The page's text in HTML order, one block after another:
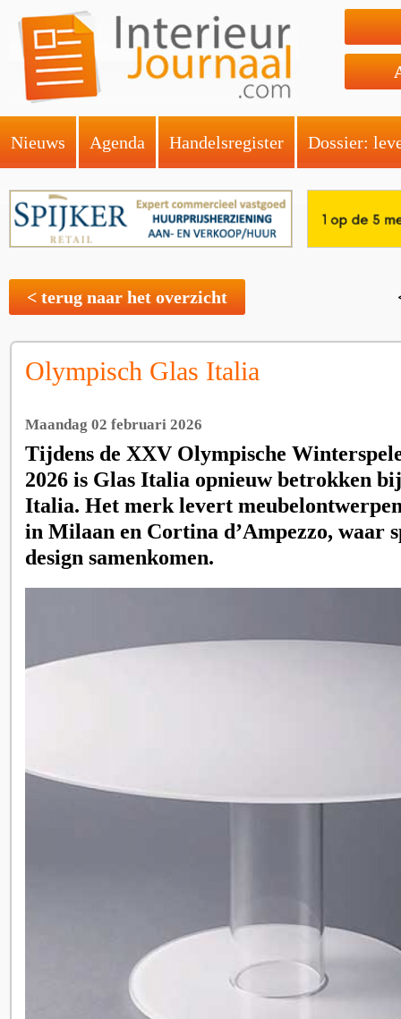
Nieuws Agenda Handelsregister Dossier:
< terug naar het overzicht
Olympisch Glas Italia
Maandag 02 februari 2026
Tijdens de XXV Olympische
2026 is Glas Italia opnieuw betrokken
Italia. Het merk levert
in Milaan en Cortina d’Ampezzo, waar
design samenkomen.